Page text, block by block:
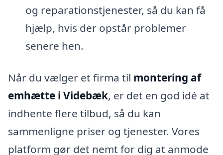
og reparationstjenester, så du kan få
hjælp, hvis der opstår problemer
senere hen.
Når du vælger et firma til montering af
emhætte i Videbæk, er det en god idé at
indhente flere tilbud, så du kan
sammenligne priser og tjenester. Vores
platform gør det nemt for dig at anmode